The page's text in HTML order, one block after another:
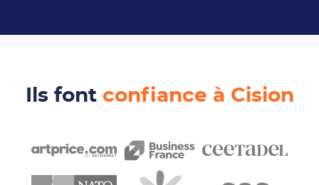
Ils font confiance à Cision